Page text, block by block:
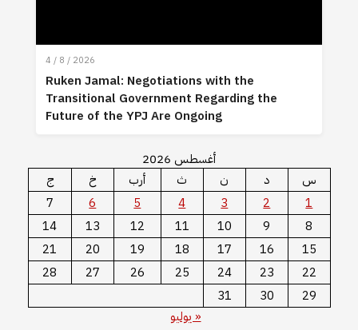
4 / 8 / 2026
Ruken Jamal: Negotiations with the
Transitional Government Regarding the
Future of the YPJ Are Ongoing
أغسطس 2026
س
د ن ث أرب خ
ج
1
2
3
4
5
6
7
8
9
10
11
12
13
14
15
16
17
18
19
20
21
22
23
24
25
26
27
28
29
30
31
« يوليو